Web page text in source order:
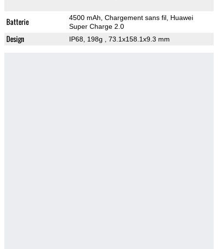
Batterie
4500 mAh, Chargement sans fil, Huawei
Super Charge 2.0
Design IP68, 198g , 73.1x158.1x9.3 mm